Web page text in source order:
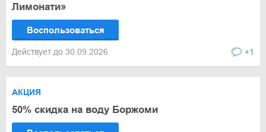
Лимонати»
Воспользоваться
Действует до 30.09.2026 +1
АКЦИЯ
50% скидка на воду Боржоми